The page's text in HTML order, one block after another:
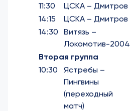
11:30 ЦСКА – Дмитров
14:15
ЦСКА – Дмитров
14:30
Витязь –
Локомотив-2004
Вторая группа
10:30
Ястребы –
Пингвины
(переходный
матч)